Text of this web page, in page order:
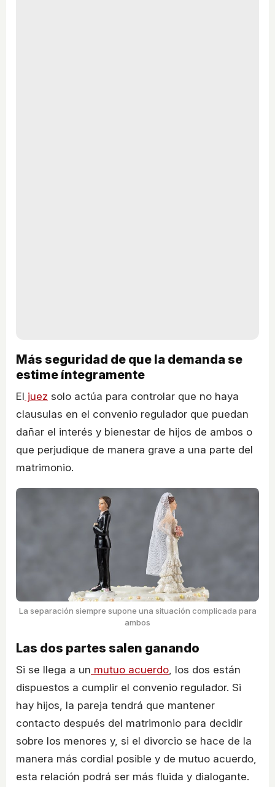
Más seguridad de que la demanda se
estime íntegramente
El juez solo actúa para controlar que no haya
clausulas en el convenio regulador que puedan
dañar el interés y bienestar de hijos de ambos o
que perjudique de manera grave a una parte del
matrimonio.
La separación siempre supone una situación complicada para
ambos
Las dos partes salen ganando
Si se llega a un mutuo acuerdo , los dos están
dispuestos a cumplir el convenio regulador. Si
hay hijos, la pareja tendrá que mantener
contacto después del matrimonio para decidir
sobre los menores y, si el divorcio se hace de la
manera más cordial posible y de mutuo acuerdo,
esta relación podrá ser más fluida y dialogante.